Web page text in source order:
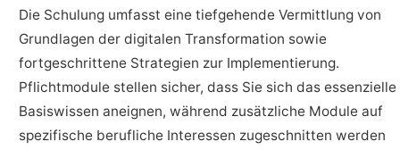
Die Schulung umfasst eine tiefgehende Vermittlung von
Grundlagen der digitalen Transformation sowie
fortgeschrittene Strategien zur Implementierung.
Pflichtmodule stellen sicher, dass Sie sich das essenzielle
Basiswissen aneignen, während zusätzliche Module auf
spezifische berufliche Interessen zugeschnitten werden